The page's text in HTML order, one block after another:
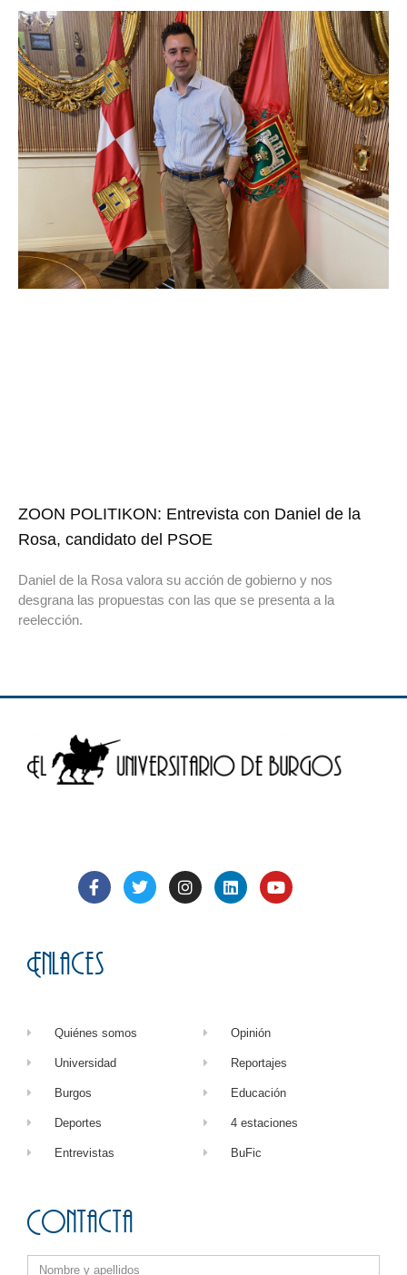
ZOON POLITIKON: Entrevista con Daniel de la
Rosa, candidato del PSOE
Daniel de la Rosa valora su acción de gobierno y nos
desgrana las propuestas con las que se presenta a la
reelección.
Enlaces
Quiénes somos
Universidad
Burgos
Deportes
Entrevistas
Opinión
Reportajes
Educación
4 estaciones
BuFic
Contacta